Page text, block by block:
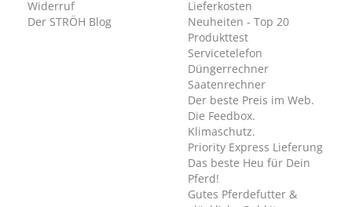
Widerruf
Der STRÖH Blog
Lieferkosten
Neuheiten - Top 20
Produkttest
Servicetelefon
Düngerrechner
Saatenrechner
Der beste Preis im Web.
Die Feedbox.
Klimaschutz.
Priority Express Lieferung
Das beste Heu für Dein
Pferd!
Gutes Pferdefutter &